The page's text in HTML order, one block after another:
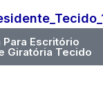
Para Escritório
Giratória Tecido